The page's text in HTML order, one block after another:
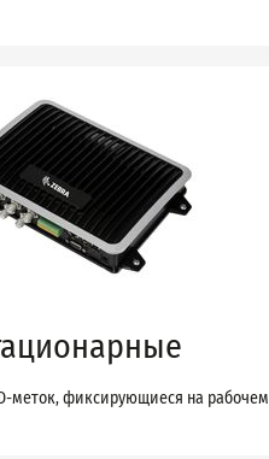
меток, фиксирующиеся на рабочем